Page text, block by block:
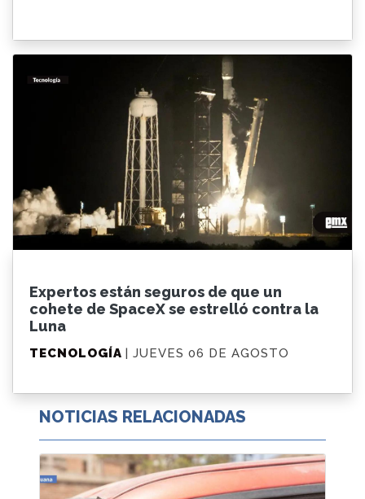
Expertos están seguros de que un
cohete de SpaceX se estrelló contra la
Luna
TECNOLOGÍA | JUEVES 06 DE AGOSTO
NOTICIAS RELACIONADAS